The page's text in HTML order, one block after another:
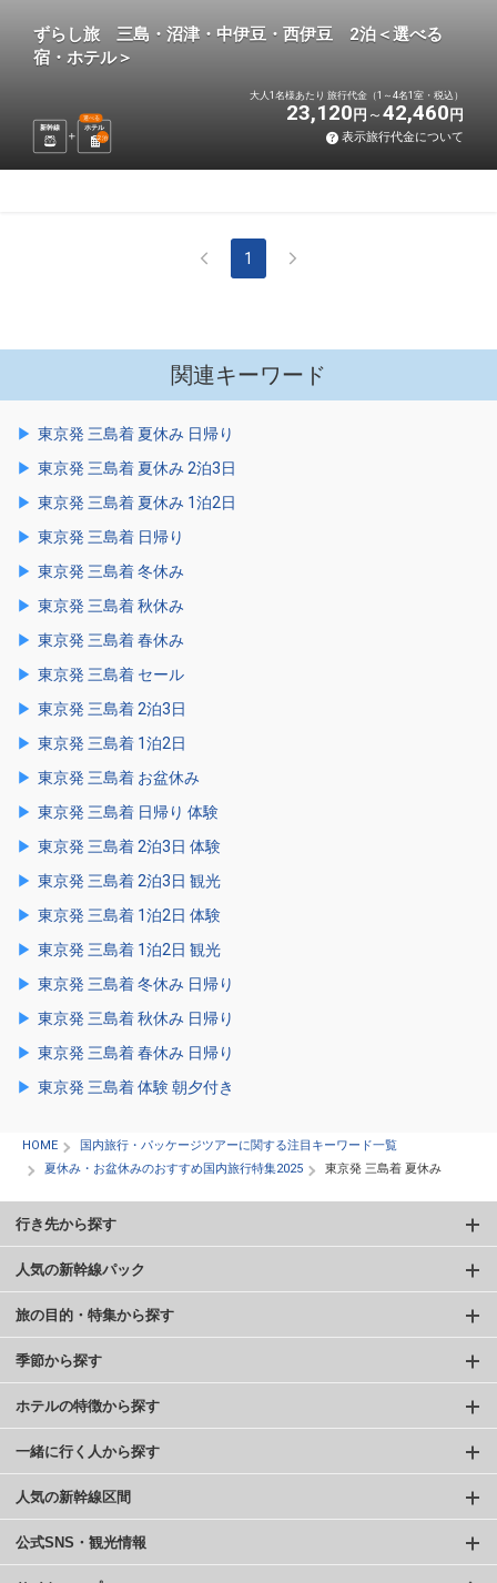
ずらし旅 三島・沼津・中伊豆・西伊豆 2泊＜選べる
宿・ホテル＞
新幹線 ホテル
選べる
2泊
大人1名様あたり 旅行代金（1～4名1室・税込）
23,120 円 42,460 円
表示旅行代金について
1
関連キーワード
東京発 三島着 夏休み 日帰り
東京発 三島着 夏休み 2泊3日
東京発 三島着 夏休み 1泊2日
東京発 三島着 日帰り
東京発 三島着 冬休み
東京発 三島着 秋休み
東京発 三島着 春休み
東京発 三島着 セール
東京発 三島着 2泊3日
東京発 三島着 1泊2日
東京発 三島着 お盆休み
東京発 三島着 日帰り 体験
東京発 三島着 2泊3日 体験
東京発 三島着 2泊3日 観光
東京発 三島着 1泊2日 体験
東京発 三島着 1泊2日 観光
東京発 三島着 冬休み 日帰り
東京発 三島着 秋休み 日帰り
東京発 三島着 春休み 日帰り
東京発 三島着 体験 朝夕付き
HOME
国内旅行・パッケージツアーに関する注目キーワード一覧
夏休み・お盆休みのおすすめ国内旅行特集2025
東京発 三島着 夏休み
行き先から探す
人気の新幹線パック
旅の目的・特集から探す
季節から探す
ホテルの特徴から探す
一緒に行く人から探す
人気の新幹線区間
公式SNS・観光情報